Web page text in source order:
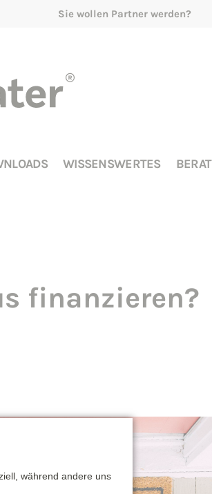
Sie wollen Partner werden?
WISSENSWERTES
finanzieren?
während andere uns